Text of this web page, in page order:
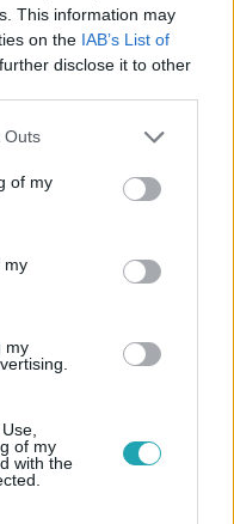
This information may
on the IAB’s List of
disclose it to other
one or more Google
You may click to
its third-party tags to
in below Google
Outs
of my
my
my
of my
with the
feladatok várnak
az RTL-en, ahol
a játékosok
is. Vajon Eszti a